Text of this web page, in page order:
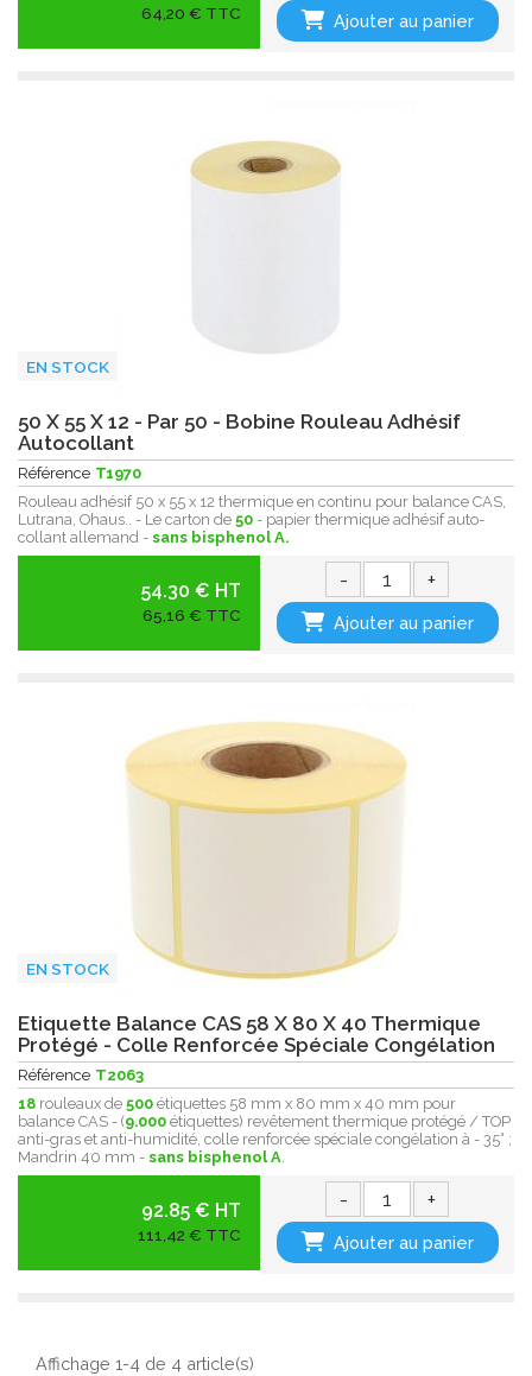
64,20 € TTC Ajouter au panier
EN STOCK
50 X 55 X 12 - Par 50 - Bobine Rouleau Adhésif
Autocollant
Référence T1970
Rouleau adhésif 50 x 55 x 12 thermique en continu pour balance CAS,
Lutrana, Ohaus.. - Le carton de 50 - papier thermique adhésif auto-
collant allemand - sans bisphenol A.
54.30 € HT
65,16 € TTC
- +
Ajouter au panier
EN STOCK
Etiquette Balance CAS 58 X 80 X 40 Thermique
Protégé - Colle Renforcée Spéciale Congélation
Référence T2063
18 rouleaux de 500 étiquettes 58 mm x 80 mm x 40 mm pour
balance CAS - (9.000 étiquettes) revêtement thermique protégé / TOP
anti-gras et anti-humidité, colle renforcée spéciale congélation à - 35° ;
Mandrin 40 mm - sans bisphenol A
92.85 € HT
111,42 € TTC
- +
Ajouter au panier
Affichage 1-4 de 4 article(s)